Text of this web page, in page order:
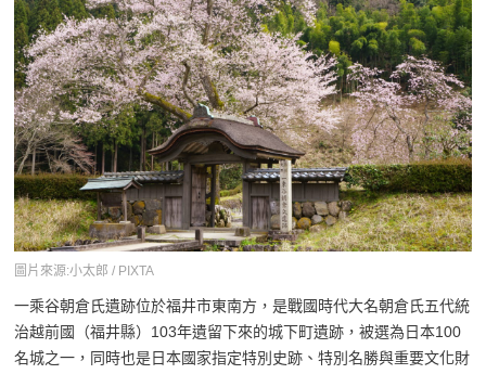
圖片來源:小太郎 / PIXTA
一乘谷朝倉氏遺跡位於福井市東南方，是戰國時代大名朝倉氏五代統
治越前國（福井縣）103年遺留下來的城下町遺跡，被選為日本100
名城之一，同時也是日本國家指定特別史跡、特別名勝與重要文化財